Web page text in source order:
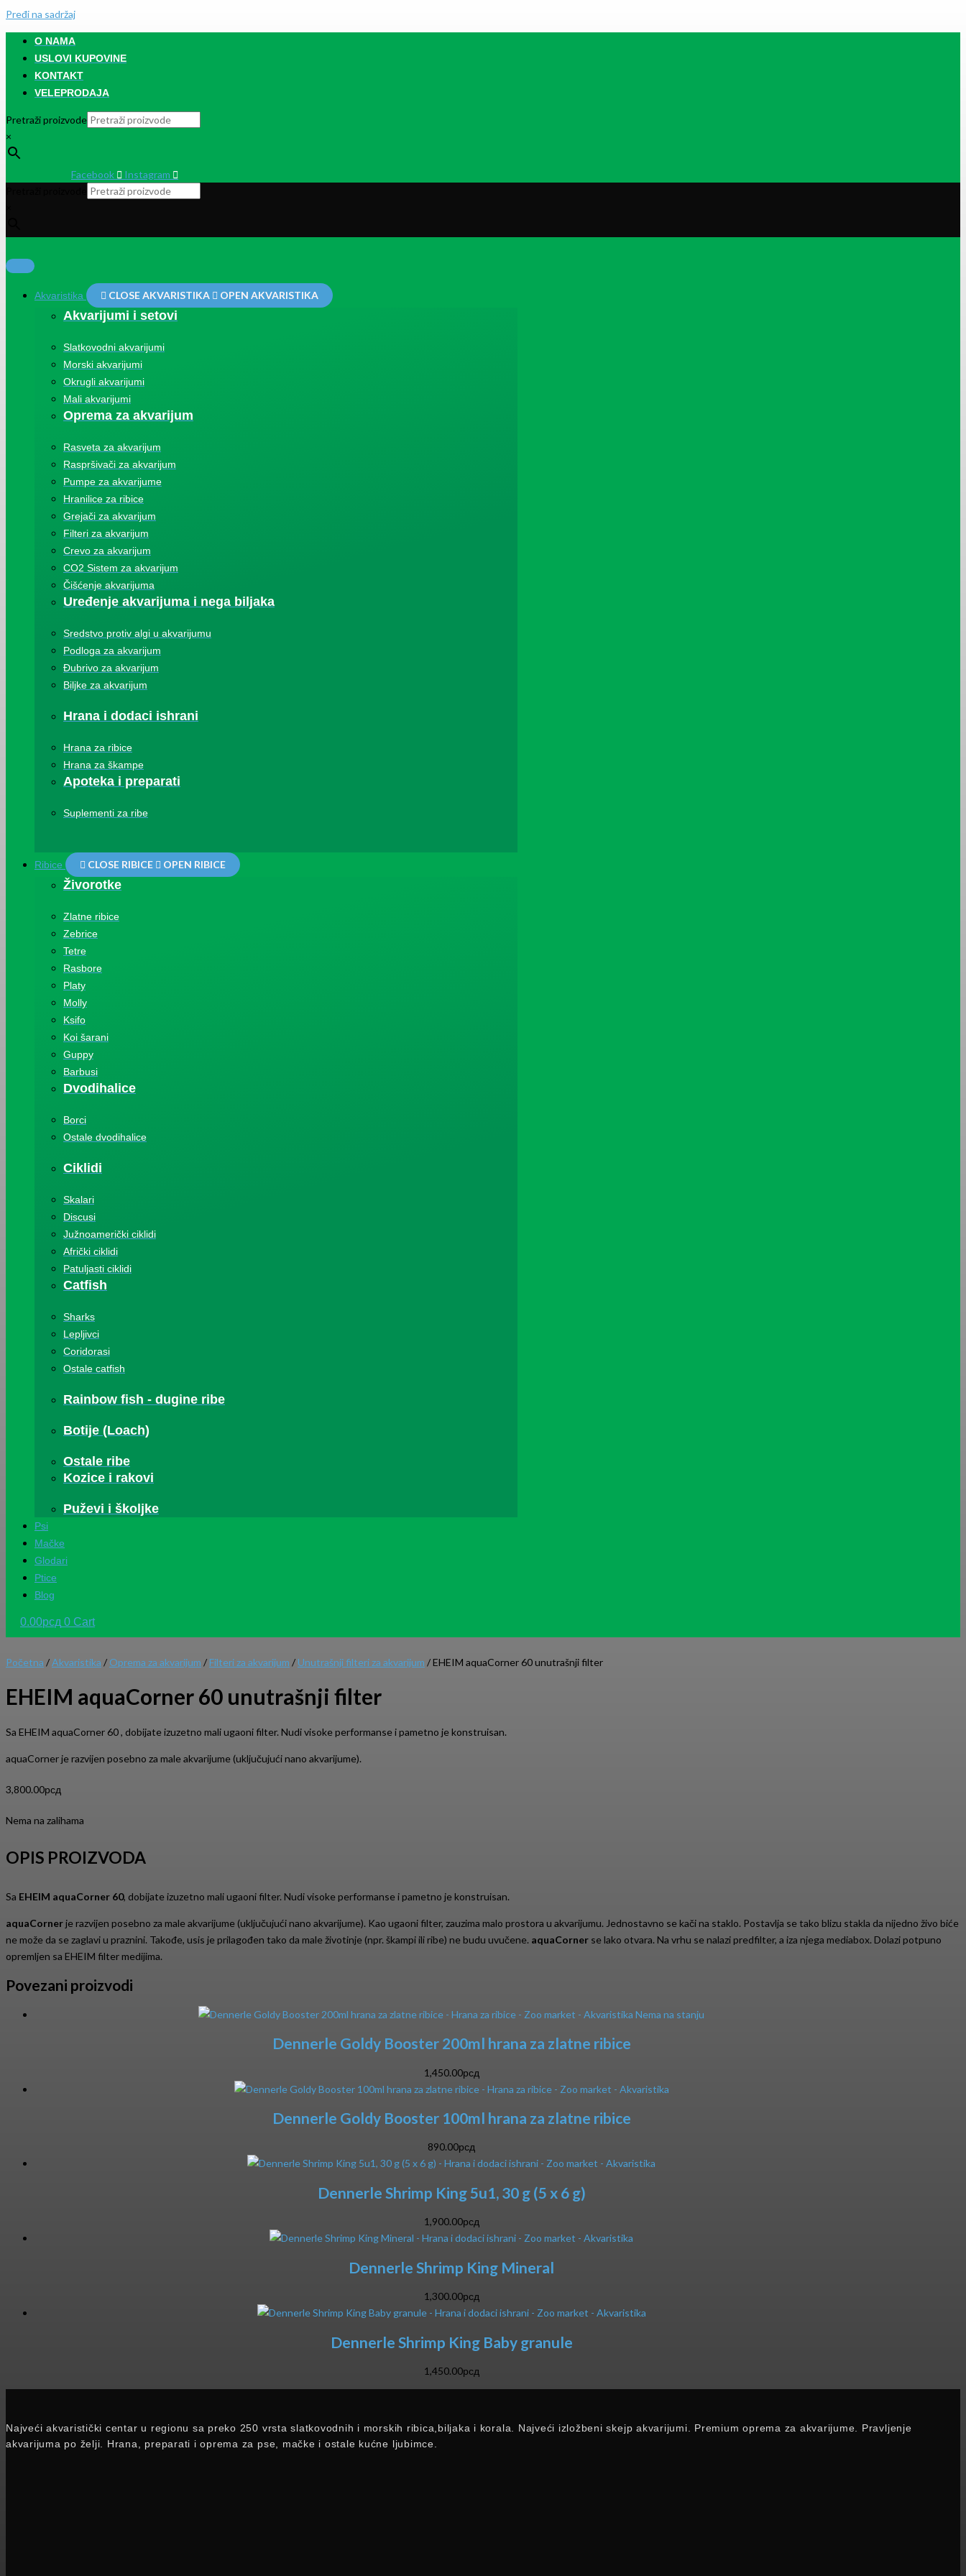
Pređi na sadržaj
O NAMA
USLOVI KUPOVINE
KONTAKT
VELEPRODAJA
Pretraži proizvode
×
Facebook
Instagram
Akvaristika CLOSE AKVARISTIKA OPEN AKVARISTIKA
Akvarijumi i setovi
Slatkovodni akvarijumi
Morski akvarijumi
Okrugli akvarijumi
Mali akvarijumi
Oprema za akvarijum
Rasveta za akvarijum
Raspršivači za akvarijum
Pumpe za akvarijume
Hranilice za ribice
Grejači za akvarijum
Filteri za akvarijum
Crevo za akvarijum
CO2 Sistem za akvarijum
Čišćenje akvarijuma
Uređenje akvarijuma i nega biljaka
Sredstvo protiv algi u akvarijumu
Podloga za akvarijum
Đubrivo za akvarijum
Biljke za akvarijum
Hrana i dodaci ishrani
Hrana za ribice
Hrana za škampe
Apoteka i preparati
Suplementi za ribe
Ribice CLOSE RIBICE OPEN RIBICE
Živorotke
Zlatne ribice
Zebrice
Tetre
Rasbore
Platy
Molly
Ksifo
Koi šarani
Guppy
Barbusi
Dvodihalice
Borci
Ostale dvodihalice
Ciklidi
Skalari
Discusi
Južnoamerički ciklidi
Afrički ciklidi
Patuljasti ciklidi
Catfish
Sharks
Lepljivci
Coridorasi
Ostale catfish
Rainbow fish - dugine ribe
Botije (Loach)
Ostale ribe
Kozice i rakovi
Puževi i školjke
Psi
Mačke
Glodari
Ptice
Blog
0.00рсд 0 Cart
Početna /Akvaristika / Oprema za akvarijum / Filteri za akvarijum / Unutrašnji filteri za akvarijum / EHEIM aquaCorner 60 unutrašnji filter
EHEIM aquaCorner 60 unutrašnji filter
Sa EHEIM aquaCorner 60 , dobijate izuzetno mali ugaoni filter. Nudi visoke performanse i pametno je konstruisan.
aquaCorner je razvijen posebno za male akvarijume (uključujući nano akvarijume).
3,800.00рсд
Nema na zalihama
OPIS PROIZVODA
Sa EHEIM aquaCorner 60, dobijate izuzetno mali ugaoni filter. Nudi visoke performanse i pametno je konstruisan.
aquaCornerje razvijen posebno za male akvarijume (uključujući nano akvarijume). Kao ugaoni filter, zauzima malo prostora u akvarijumu. Jednostavno se kači na staklo. Postavlja se tako blizu stakla da nijedno živo biće
ne može da se zaglavi u praznini. Takođe, usis je prilagođen tako da male životinje (npr. škampi ili ribe) ne budu uvučene. aquaCorner se lako otvara. Na vrhu se nalazi predfilter, a iza njega mediabox. Dolazi potpuno
opremljen sa EHEIM filter medijima.
Povezani proizvodi
Nema na stanju
Dennerle Goldy Booster 200ml hrana za zlatne ribice
1,450.00рсд
Dennerle Goldy Booster 100ml hrana za zlatne ribice
890.00рсд
Dennerle Shrimp King 5u1, 30 g (5 x 6 g)
1,900.00рсд
Dennerle Shrimp King Mineral
1,300.00рсд
Dennerle Shrimp King Baby granule
1,450.00рсд
Najveći akvaristički centar u regionu sa preko 250 vrsta slatkovodnih i morskih ribica,biljaka i korala. Najveći izložbeni skejp akvarijumi. Premium oprema za akvarijume. Pravljenje
akvarijuma po želji. Hrana, preparati i oprema za pse, mačke i ostale kućne ljubimce.